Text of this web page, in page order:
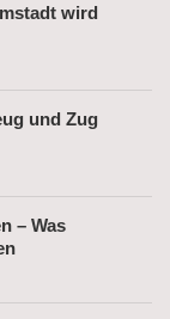
wird
und Zug
– Was